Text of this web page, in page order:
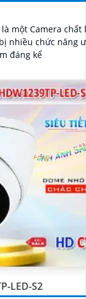
là một Camera
đáng kể
LED-S2